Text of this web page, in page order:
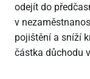
odejít do
v
pojištění a sníží
částka důchodu